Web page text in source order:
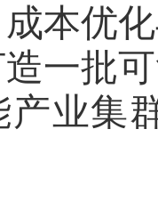
本优
一批
产业集